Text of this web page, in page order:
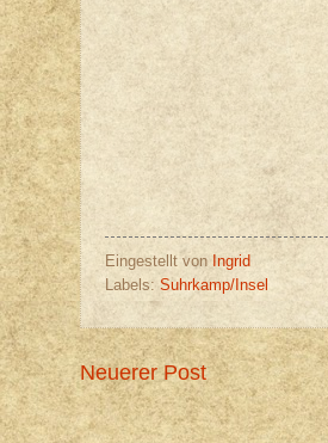
Eingestellt von Ingrid
Labels: Suhrkamp/Insel
Neuerer Post